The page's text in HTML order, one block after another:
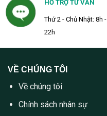
HỖ TRỢ TƯ VẤN
Thứ 2 - Chủ Nhật: 8h -
22h
VỀ CHÚNG TÔI
Về chúng tôi
Chính sách nhân sự